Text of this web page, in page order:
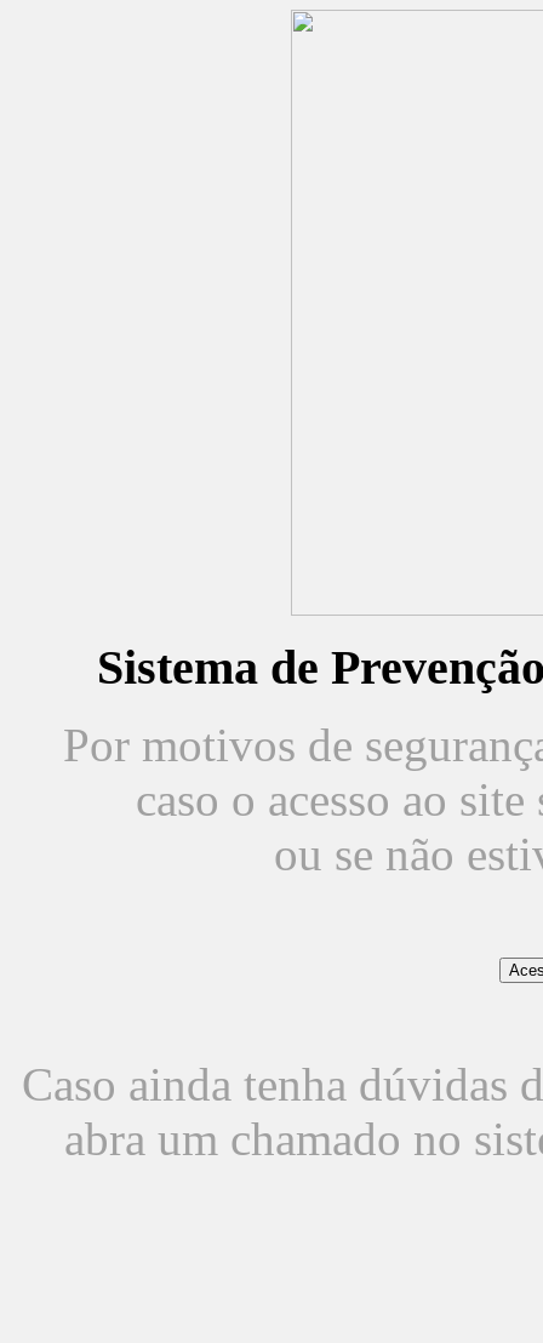
Sistema de
Por motivos de
caso o acesso ao
ou se não
Caso ainda tenha dúvidas
abra um chamado no